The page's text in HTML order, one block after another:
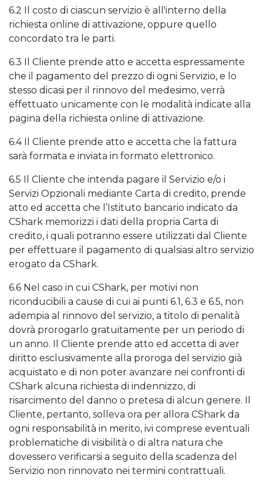
6.2 Il costo di ciascun servizio è all'interno della
richiesta online di attivazione, oppure quello
concordato tra le parti.
6.3 Il Cliente prende atto e accetta espressamente
che il pagamento del prezzo di ogni Servizio, e lo
stesso dicasi per il rinnovo del medesimo, verrà
effettuato unicamente con le modalità indicate alla
pagina della richiesta online di attivazione.
6.4 Il Cliente prende atto e accetta che la fattura
sarà formata e inviata in formato elettronico.
6.5 Il Cliente che intenda pagare il Servizio e/o i
Servizi Opzionali mediante Carta di credito, prende
atto ed accetta che l’Istituto bancario indicato da
CShark memorizzi i dati della propria Carta di
credito, i quali potranno essere utilizzati dal Cliente
per effettuare il pagamento di qualsiasi altro servizio
erogato da CShark.
6.6 Nel caso in cui CShark, per motivi non
riconducibili a cause di cui ai punti 6.1, 6.3 e 6.5, non
adempia al rinnovo del servizio, a titolo di penalità
dovrà prorogarlo gratuitamente per un periodo di
un anno. Il Cliente prende atto ed accetta di aver
diritto esclusivamente alla proroga del servizio già
acquistato e di non poter avanzare nei confronti di
CShark alcuna richiesta di indennizzo, di
risarcimento del danno o pretesa di alcun genere. Il
Cliente, pertanto, solleva ora per allora CShark da
ogni responsabilità in merito, ivi comprese eventuali
problematiche di visibilità o di altra natura che
dovessero verificarsi a seguito della scadenza del
Servizio non rinnovato nei termini contrattuali.